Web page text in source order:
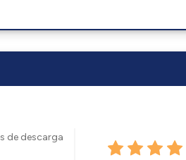
de descarga